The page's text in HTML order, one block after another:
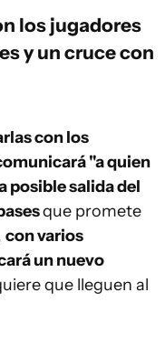
los jugadores
y un cruce con
con los
"a quien
posible salida del
que promete
con varios
un nuevo
que lleguen al